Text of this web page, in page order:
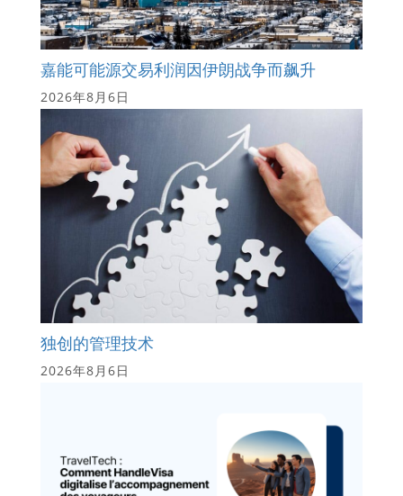
嘉能可能源交易利润因伊朗战争而飙升
2026年8月6日
独创的管理技术
2026年8月6日